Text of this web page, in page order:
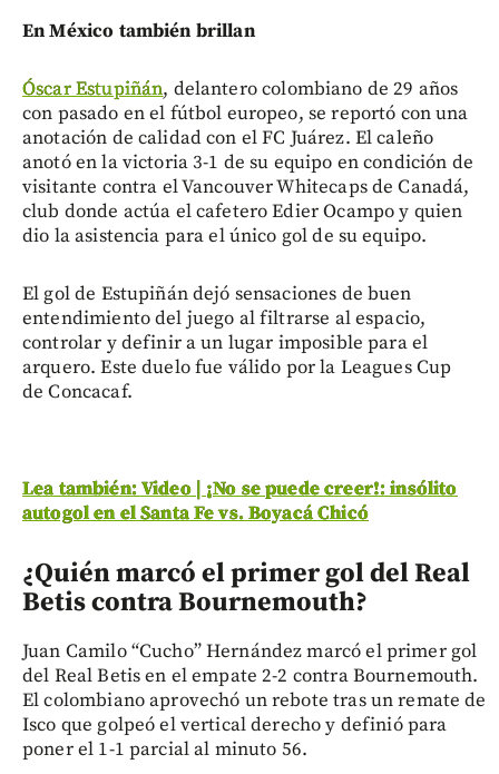
En México también brillan
Óscar Estupiñán, delantero colombiano de 29 años
con pasado en el fútbol europeo, se reportó con una
anotación de calidad con el FC Juárez. El caleño
anotó en la victoria 3-1 de su equipo en condición de
visitante contra el Vancouver Whitecaps de Canadá,
club donde actúa el cafetero Edier Ocampo y quien
dio la asistencia para el único gol de su equipo.
El gol de Estupiñán dejó sensaciones de buen
entendimiento del juego al filtrarse al espacio,
controlar y definir a un lugar imposible para el
arquero. Este duelo fue válido por la Leagues Cup
de Concacaf.
Lea también: Video | ¡No se puede creer!: insólito
autogol en el Santa Fe vs. Boyacá Chicó
¿Quién marcó el primer gol del Real
Betis contra Bournemouth?
Juan Camilo “Cucho” Hernández marcó el primer gol
del Real Betis en el empate 2-2 contra Bournemouth.
El colombiano aprovechó un rebote tras un remate de
Isco que golpeó el vertical derecho y definió para
poner el 1-1 parcial al minuto 56.